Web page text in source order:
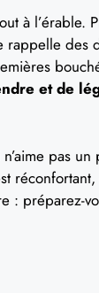
à l’érable.
rappelle des
et de
pas
: préparez-